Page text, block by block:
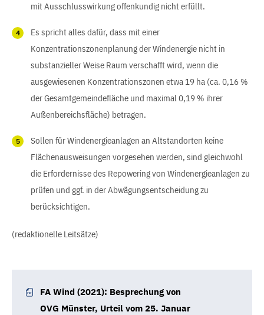
mit Ausschlusswirkung offenkundig nicht erfüllt.
Es spricht alles dafür, dass mit einer
Konzentrationszonenplanung der Windenergie nicht in
substanzieller Weise Raum verschafft wird, wenn die
ausgewiesenen Konzentrationszonen etwa 19 ha (ca. 0,16 %
der Gesamtgemeindefläche und maximal 0,19 % ihrer
Außenbereichsfläche) betragen.
Sollen für Windenergieanlagen an Altstandorten keine
Flächenausweisungen vorgesehen werden, sind gleichwohl
die Erfordernisse des Repowering von Windenergieanlagen zu
prüfen und ggf. in der Abwägungsentscheidung zu
berücksichtigen.
(redaktionelle Leitsätze)
FA Wind (2021): Besprechung von
OVG Münster, Urteil vom 25. Januar